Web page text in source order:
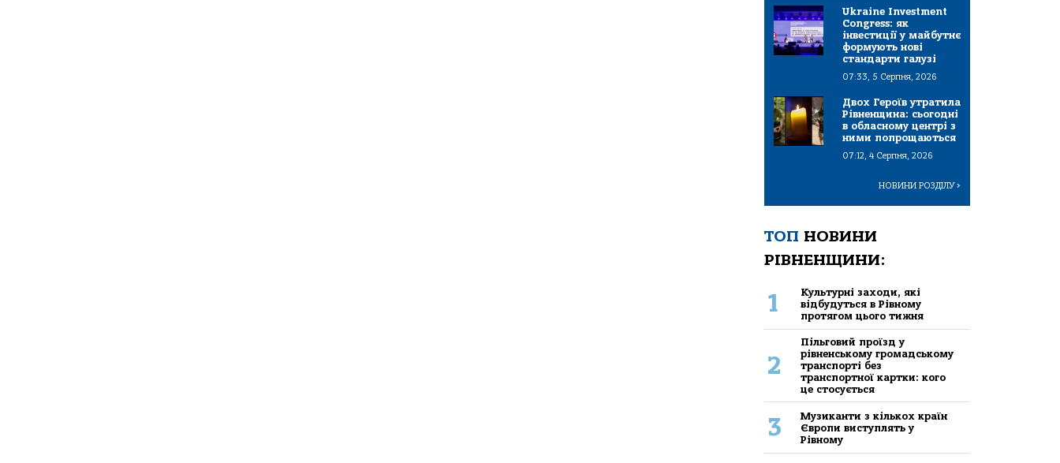
Ukraine Investment
Congress: як
інвестиції у майбутнє
формують нові
стандарти галузі
07:33, 5 Серпня, 2026
Двох Героїв утратила
Рівненщина: сьогодні
в обласному центрі з
ними попрощаються
07:12, 4 Серпня, 2026
НОВИНИ РОЗДІЛУ>
ТОП НОВИНИ
РІВНЕНЩИНИ:
1
Культурні заходи, які
відбудуться в Рівному
протягом цього тижня
2
Пільговий проїзд у
рівненському громадському
транспорті без
транспортної картки: кого
це стосується
3
Музиканти з кількох країн
Європи виступлять у
Рівному